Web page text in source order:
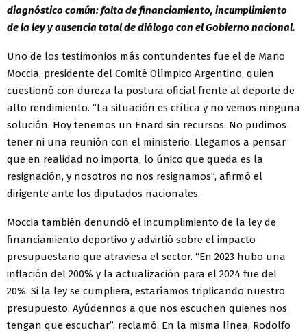
diagnóstico común: falta de financiamiento, incumplimiento
de la ley y ausencia total de diálogo con el Gobierno nacional.
Uno de los testimonios más contundentes fue el de Mario
Moccia, presidente del Comité Olímpico Argentino, quien
cuestionó con dureza la postura oficial frente al deporte de
alto rendimiento. “La situación es crítica y no vemos ninguna
solución. Hoy tenemos un Enard sin recursos. No pudimos
tener ni una reunión con el ministerio. Llegamos a pensar
que en realidad no importa, lo único que queda es la
resignación, y nosotros no nos resignamos”, afirmó el
dirigente ante los diputados nacionales.
Moccia también denunció el incumplimiento de la ley de
financiamiento deportivo y advirtió sobre el impacto
presupuestario que atraviesa el sector. “En 2023 hubo una
inflación del 200% y la actualización para el 2024 fue del
20%. Si la ley se cumpliera, estaríamos triplicando nuestro
presupuesto. Ayúdennos a que nos escuchen quienes nos
tengan que escuchar”, reclamó. En la misma línea, Rodolfo